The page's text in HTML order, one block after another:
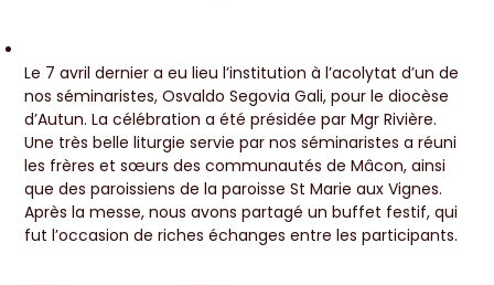
Le 7 avril dernier a eu lieu l’institution à l’acolytat d’un de
nos séminaristes, Osvaldo Segovia Gali, pour le diocèse
d’Autun. La célébration a été présidée par Mgr Rivière.
Une très belle liturgie servie par nos séminaristes a réuni
les frères et sœurs des communautés de Mâcon, ainsi
que des paroissiens de la paroisse St Marie aux Vignes.
Après la messe, nous avons partagé un buffet festif, qui
fut l’occasion de riches échanges entre les participants.